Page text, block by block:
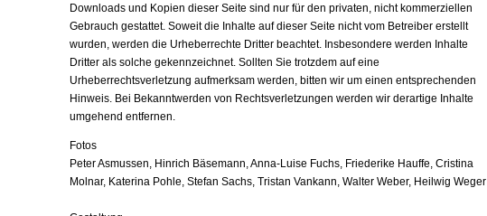
Downloads und Kopien dieser Seite sind nur für den privaten, nicht kommerziellen
Gebrauch gestattet. Soweit die Inhalte auf dieser Seite nicht vom Betreiber erstellt
wurden, werden die Urheberrechte Dritter beachtet. Insbesondere werden Inhalte
Dritter als solche gekennzeichnet. Sollten Sie trotzdem auf eine
Urheberrechtsverletzung aufmerksam werden, bitten wir um einen entsprechenden
Hinweis. Bei Bekanntwerden von Rechtsverletzungen werden wir derartige Inhalte
umgehend entfernen.
Fotos
Peter Asmussen, Hinrich Bäsemann, Anna-Luise Fuchs, Friederike Hauffe, Cristina
Molnar, Katerina Pohle, Stefan Sachs, Tristan Vankann, Walter Weber, Heilwig Weger